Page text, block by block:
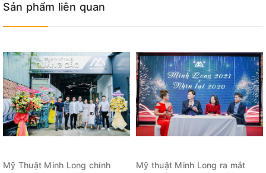
Sản phẩm liên quan
Mỹ Thuật Minh Long chính
Mỹ thuật Minh Long ra mắt